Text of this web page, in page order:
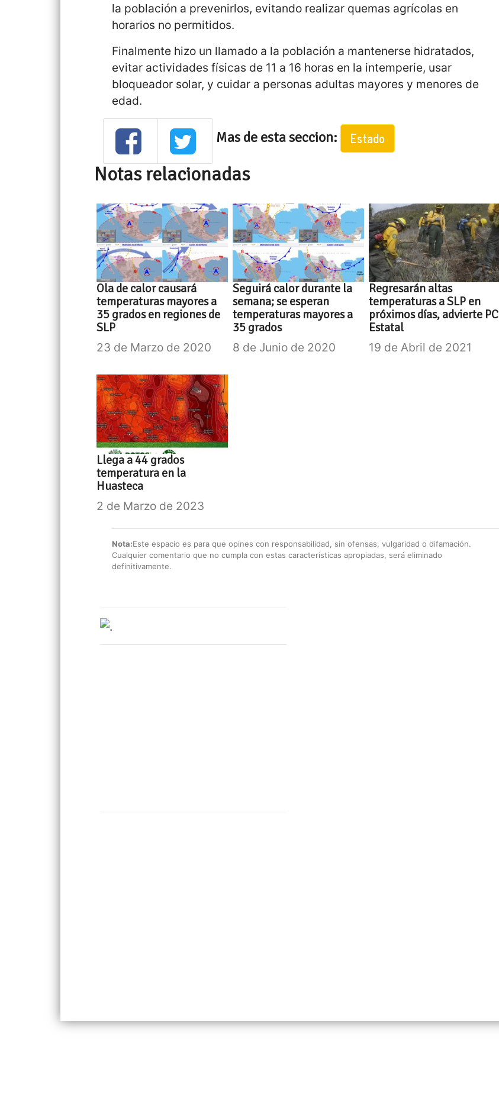
la población a prevenirlos, evitando realizar quemas agrícolas en
horarios no permitidos.
Finalmente hizo un llamado a la población a mantenerse hidratados,
evitar actividades físicas de 11 a 16 horas en la intemperie, usar
bloqueador solar, y cuidar a personas adultas mayores y menores de
edad.
Mas de esta seccion: Estado
Notas relacionadas
Ola de calor causará
temperaturas mayores a
35 grados en regiones de
SLP
23 de Marzo de 2020
Seguirá calor durante la
semana; se esperan
temperaturas mayores a
35 grados
8 de Junio de 2020
Regresarán altas
temperaturas a SLP en
próximos días, advierte PC
Estatal
19 de Abril de 2021
Llega a 44 grados
temperatura en la
Huasteca
2 de Marzo de 2023
Nota:Este espacio es para que opines con responsabilidad, sin ofensas, vulgaridad o difamación.
Cualquier comentario que no cumpla con estas características apropiadas, será eliminado
definitivamente.